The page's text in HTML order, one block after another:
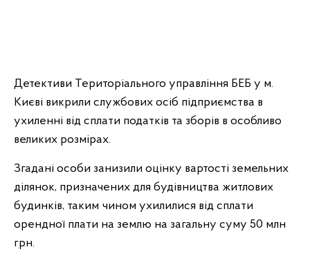
Детективи Територіального управління БЕБ у м.
Києві викрили службових осіб підприємства в
ухиленні від сплати податків та зборів в особливо
великих розмірах.
Згадані особи занизили оцінку вартості земельних
ділянок, призначених для будівництва житлових
будинків, таким чином ухилилися від сплати
орендної плати на землю на загальну суму 50 млн
грн.